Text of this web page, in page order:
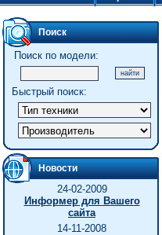
Поиск
Поиск по модели:
Быстрый поиск:
Новости
24-02-2009
Информер для Вашего
сайта
14-11-2008